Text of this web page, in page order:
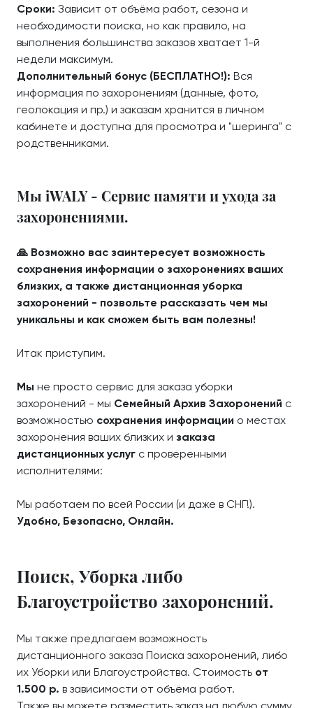
Сроки: Зависит от объёма работ, сезона и
необходимости поиска, но как правило, на
выполнения большинства заказов хватает 1-й
недели максимум.
Дополнительный бонус (БЕСПЛАТНО!): Вся
информация по захоронениям (данные, фото,
геолокация и пр.) и заказам хранится в личном
кабинете и доступна для просмотра и "шеринга" с
родственниками.
Мы iWALY - Сервис памяти и ухода за
захоронениями.
🙏 Возможно вас заинтересует возможность
сохранения информации о захоронениях ваших
близких, а также дистанционная уборка
захоронений - позвольте рассказать чем мы
уникальны и как сможем быть вам полезны!
Итак приступим.
Мы не просто сервис для заказа уборки
захоронений - мы Семейный Архив Захоронений с
возможностью сохранения информации о местах
захоронения ваших близких и заказа
дистанционных услуг с проверенными
исполнителями:
Мы работаем по всей России (и даже в СНГ!).
Удобно, Безопасно, Онлайн.
Поиск, Уборка либо
Благоустройство захоронений.
Мы также предлагаем возможность
дистанционного заказа Поиска захоронений, либо
их Уборки или Благоустройства. Стоимость от
1.500 р. в зависимости от объёма работ.